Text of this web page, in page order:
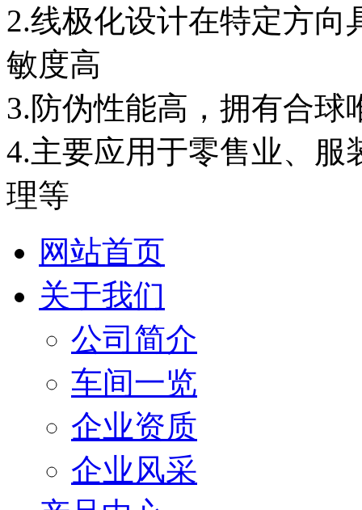
2.线极化设计在特定方
敏度高
3.防伪性能高，拥有合球
4.主要应用于零售业、服
理等
网站首页
关于我们
公司简介
车间一览
企业资质
企业风采